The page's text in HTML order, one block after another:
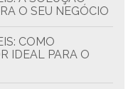
O SEU NEGÓCIO
IDEAL PARA O